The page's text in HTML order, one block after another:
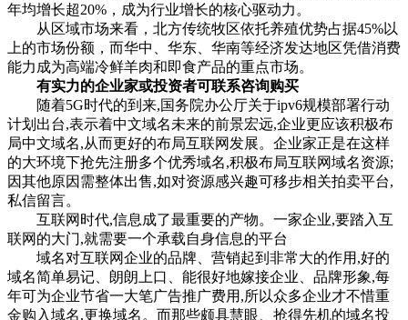
年均增长超20%，成为行业增长的核心驱动力。
从区域市场来看，北方传统牧区依托养殖优势占据45%以
上的市场份额，而华中、华东、华南等经济发达地区凭借消费
能力成为高端冷鲜羊肉和即食产品的重点市场。
有实力的企业家或投资者可联系咨询购买
随着5G时代的到来,国务院办公厅关于ipv6规模部署行动
计划出台,表示着中文域名未来的前景宏远,企业更应该积极布
局中文域名,从而更好的布局互联网发展。企业家正是在这样
的大环境下抢先注册多个优秀域名,积极布局互联网域名资源;
因其他原因需整体出售,如对资源感兴趣可移步相关拍卖平台,
私信留言。‌
互联网时代,信息成了最重要的产物。一家企业,要踏入互
联网的大门,就需要一个承载自身信息的平台
域名对互联网企业的品牌、营销起到非常大的作用,好的
域名简单易记、朗朗上口、能很好地嫁接企业、品牌形象,每
年可为企业节省一大笔广告推广费用,所以众多企业才不惜重
金购入域名,更换域名。而那些颇具慧眼、抢得先机的域名投